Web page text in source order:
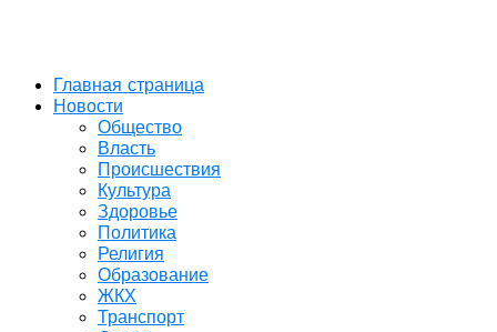
Главная страница
Новости
Общество
Власть
Происшествия
Культура
Здоровье
Политика
Религия
Образование
ЖКХ
Транспорт